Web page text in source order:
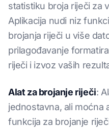
statistiku broja riječi za
Aplikacija nudi niz
brojanja riječi u više
prilagođavanje
riječi i izvoz vaših
Alat za brojanje riječi:
jednostavna, ali moćna
funkcija za brojanje